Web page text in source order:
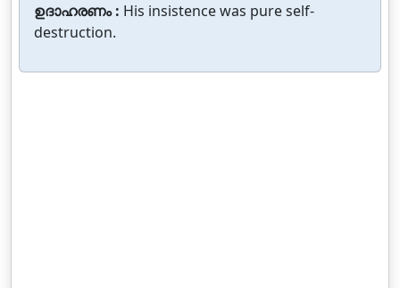
ഉദാഹരണം : His insistence was pure self-
destruction.